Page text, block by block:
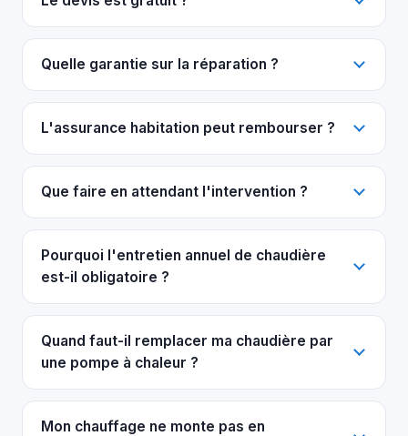
Quelle garantie sur la réparation ?
L'assurance habitation peut rembourser ?
Que faire en attendant l'intervention ?
Pourquoi l'entretien annuel de chaudière
est-il obligatoire ?
Quand faut-il remplacer ma chaudière par
une pompe à chaleur ?
Mon chauffage ne monte pas en